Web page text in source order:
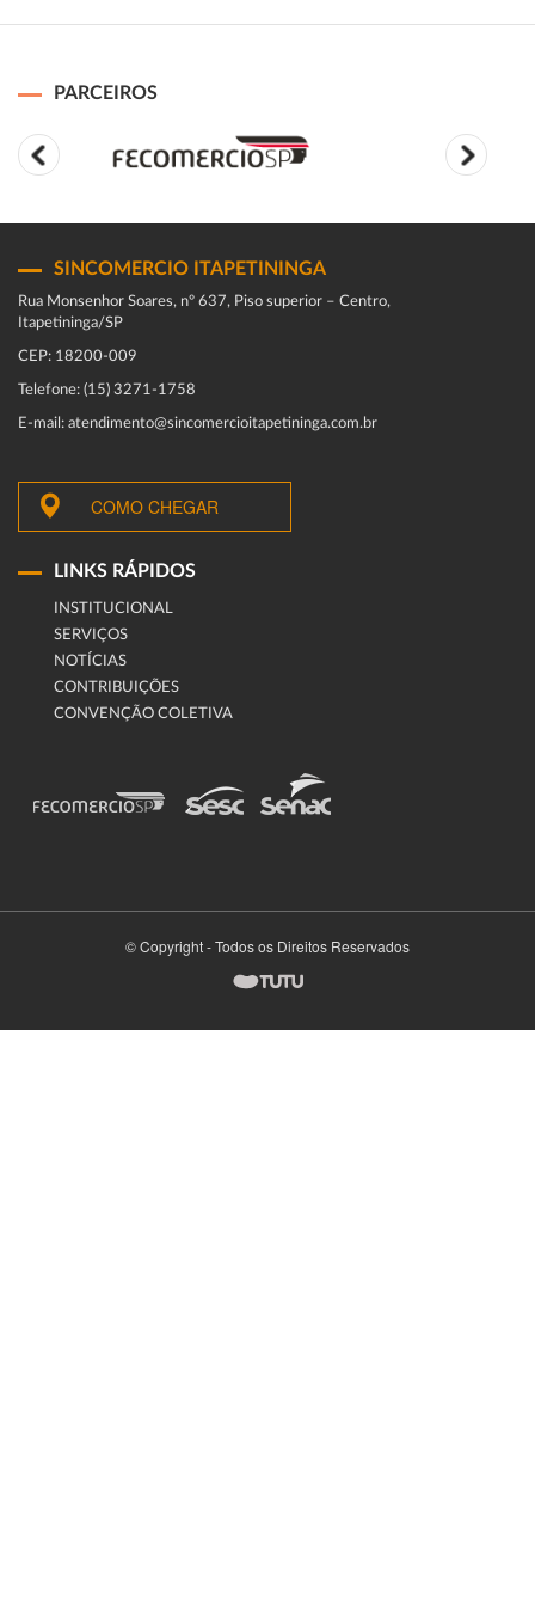
PARCEIROS
SINCOMERCIO ITAPETININGA
Rua Monsenhor Soares, nº 637, Piso superior – Centro,
Itapetininga/SP
CEP: 18200-009
Telefone: (15) 3271-1758
E-mail: atendimento@sincomercioitapetininga.com.br
COMO CHEGAR
LINKS RÁPIDOS
INSTITUCIONAL
SERVIÇOS
NOTÍCIAS
CONTRIBUIÇÕES
CONVENÇÃO COLETIVA
© Copyright - Todos os Direitos Reservados